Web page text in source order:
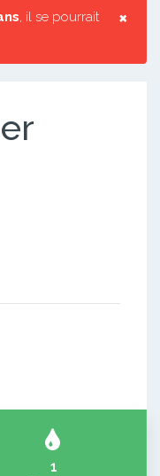
×
, il se pourrait
1